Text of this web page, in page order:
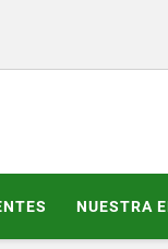
NUESTRA